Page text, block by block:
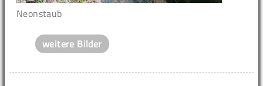
Neonstaub
weitere Bilder